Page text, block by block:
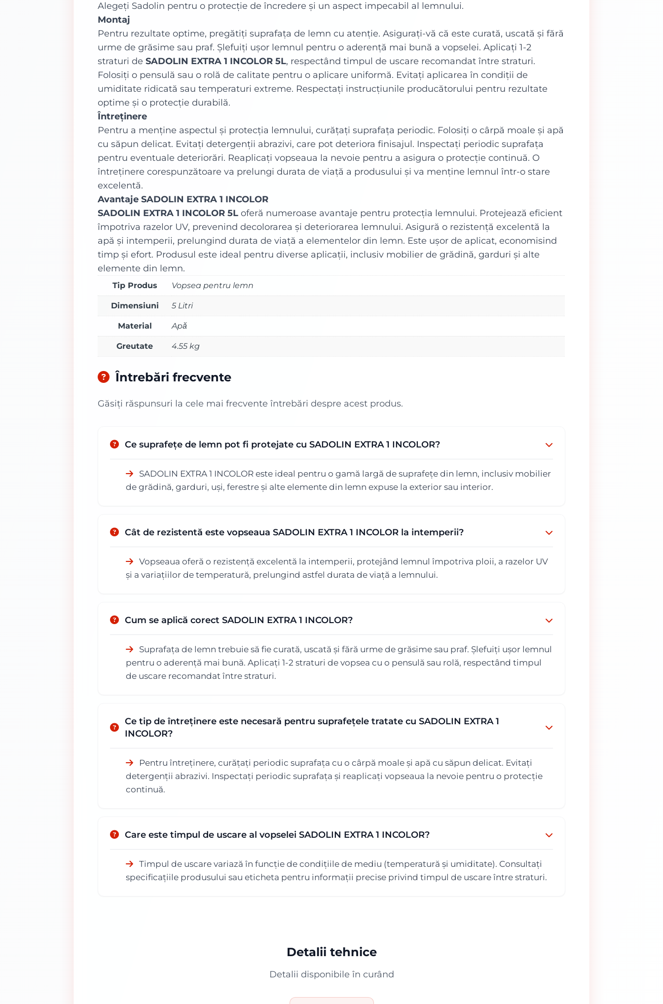
Alegeți Sadolin pentru o protecție de încredere și un aspect impecabil al lemnului.
Montaj
Pentru rezultate optime, pregătiți suprafața de lemn cu atenție. Asigurați-vă că este curată, uscată și fără
urme de grăsime sau praf. Șlefuiți ușor lemnul pentru o aderență mai bună a vopselei. Aplicați 1-2
straturi deSADOLIN EXTRA 1 INCOLOR 5L, respectând timpul de uscare recomandat între straturi.
Folosiți o pensulă sau o rolă de calitate pentru o aplicare uniformă. Evitați aplicarea în condiții de
umiditate ridicată sau temperaturi extreme. Respectați instrucțiunile producătorului pentru rezultate
optime și o protecție durabilă.
Întreținere
Pentru a menține aspectul și protecția lemnului, curățați suprafața periodic. Folosiți o cârpă moale și apă
cu săpun delicat. Evitați detergenții abrazivi, care pot deteriora finisajul. Inspectați periodic suprafața
pentru eventuale deteriorări. Reaplicați vopseaua la nevoie pentru a asigura o protecție continuă. O
întreținere corespunzătoare va prelungi durata de viață a produsului și va menține lemnul într-o stare
excelentă.
Avantaje SADOLIN EXTRA 1 INCOLOR
SADOLIN EXTRA 1 INCOLOR 5L oferă numeroase avantaje pentru protecția lemnului. Protejează eficient
împotriva razelor UV, prevenind decolorarea și deteriorarea lemnului. Asigură o rezistență excelentă la
apă și intemperii, prelungind durata de viață a elementelor din lemn. Este ușor de aplicat, economisind
timp și efort. Produsul este ideal pentru diverse aplicații, inclusiv mobilier de grădină, garduri și alte
elemente din lemn.
Tip Produs Vopsea pentru lemn
Dimensiuni 5 Litri
Material Apă
Greutate 4.55 kg
Întrebări frecvente
Găsiți răspunsuri la cele mai frecvente întrebări despre acest produs.
Ce suprafețe de lemn pot fi protejate cu SADOLIN EXTRA 1 INCOLOR?
SADOLIN EXTRA 1 INCOLOR este ideal pentru o gamă largă de suprafețe din lemn, inclusiv mobilier
de grădină, garduri, uși, ferestre și alte elemente din lemn expuse la exterior sau interior.
Cât de rezistentă este vopseaua SADOLIN EXTRA 1 INCOLOR la intemperii?
Vopseaua oferă o rezistență excelentă la intemperii, protejând lemnul împotriva ploii, a razelor UV
și a variațiilor de temperatură, prelungind astfel durata de viață a lemnului.
Cum se aplică corect SADOLIN EXTRA 1 INCOLOR?
Suprafața de lemn trebuie să fie curată, uscată și fără urme de grăsime sau praf. Șlefuiți ușor lemnul
pentru o aderență mai bună. Aplicați 1-2 straturi de vopsea cu o pensulă sau rolă, respectând timpul
de uscare recomandat între straturi.
Ce tip de întreținere este necesară pentru suprafețele tratate cu SADOLIN EXTRA 1
INCOLOR?
Pentru întreținere, curățați periodic suprafața cu o cârpă moale și apă cu săpun delicat. Evitați
detergenții abrazivi. Inspectați periodic suprafața și reaplicați vopseaua la nevoie pentru o protecție
continuă.
Care este timpul de uscare al vopselei SADOLIN EXTRA 1 INCOLOR?
Timpul de uscare variază în funcție de condițiile de mediu (temperatură și umiditate). Consultați
specificațiile produsului sau eticheta pentru informații precise privind timpul de uscare între straturi.
Detalii tehnice
Detalii disponibile în curând